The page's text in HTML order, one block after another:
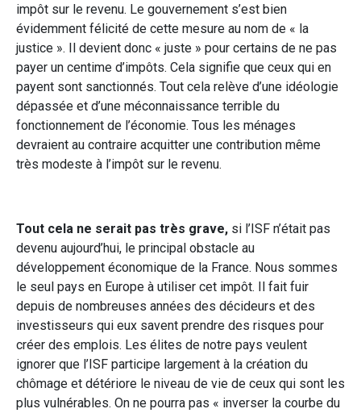
impôt sur le revenu. Le gouvernement s’est bien
évidemment félicité de cette mesure au nom de « la
justice ». Il devient donc « juste » pour certains de ne pas
payer un centime d’impôts. Cela signifie que ceux qui en
payent sont sanctionnés. Tout cela relève d’une idéologie
dépassée et d’une méconnaissance terrible du
fonctionnement de l’économie. Tous les ménages
devraient au contraire acquitter une contribution même
très modeste à l’impôt sur le revenu.
Tout cela ne serait pas très grave, si l’ISF n’était pas
devenu aujourd’hui, le principal obstacle au
développement économique de la France. Nous sommes
le seul pays en Europe à utiliser cet impôt. Il fait fuir
depuis de nombreuses années des décideurs et des
investisseurs qui eux savent prendre des risques pour
créer des emplois. Les élites de notre pays veulent
ignorer que l’ISF participe largement à la création du
chômage et détériore le niveau de vie de ceux qui sont les
plus vulnérables. On ne pourra pas « inverser la courbe du